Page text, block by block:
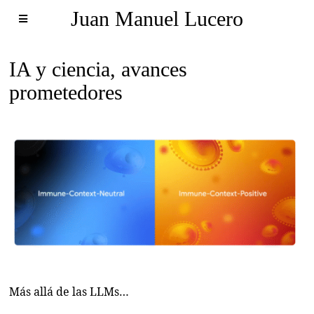
Juan Manuel Lucero
IA y ciencia, avances
prometedores
Más allá de las LLMs…